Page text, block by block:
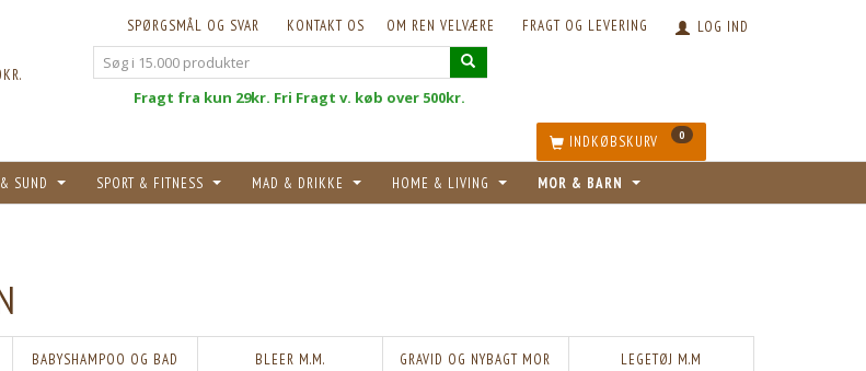
LOG IND
FRAGT OG LEVERING
OM REN VELVÆRE
KONTAKT OS
SPØRGSMÅL OG SVAR
Fragt fra kun 29kr. Fri Fragt v. køb over 500kr.
INDKØBSKURV 0
SUND SPORT & FITNESS MAD & DRIKKE HOME & LIVING MOR & BARN
BABYSHAMPOO OG BAD BLEER M.M. GRAVID OG NYBAGT MOR LEGETØJ M.M